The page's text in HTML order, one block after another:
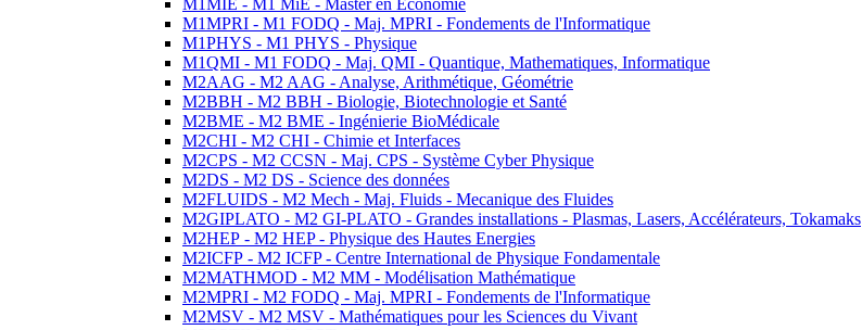
M1MIE - M1 MiE - Master en Economie
M1MPRI - M1 FODQ - Maj. MPRI - Fondements de l'Informatique
M1PHYS - M1 PHYS - Physique
M1QMI - M1 FODQ - Maj. QMI - Quantique, Mathematiques, Informatique
M2AAG - M2 AAG - Analyse, Arithmétique, Géométrie
M2BBH - M2 BBH - Biologie, Biotechnologie et Santé
M2BME - M2 BME - Ingénierie BioMédicale
M2CHI - M2 CHI - Chimie et Interfaces
M2CPS - M2 CCSN - Maj. CPS - Système Cyber Physique
M2DS - M2 DS - Science des données
M2FLUIDS - M2 Mech - Maj. Fluids - Mecanique des Fluides
M2GIPLATO - M2 GI-PLATO - Grandes installations - Plasmas, Lasers, Accélérateurs, Tokamaks
M2HEP - M2 HEP - Physique des Hautes Energies
M2ICFP - M2 ICFP - Centre International de Physique Fondamentale
M2MATHMOD - M2 MM - Modélisation Mathématique
M2MPRI - M2 FODQ - Maj. MPRI - Fondements de l'Informatique
M2MSV - M2 MSV - Mathématiques pour les Sciences du Vivant